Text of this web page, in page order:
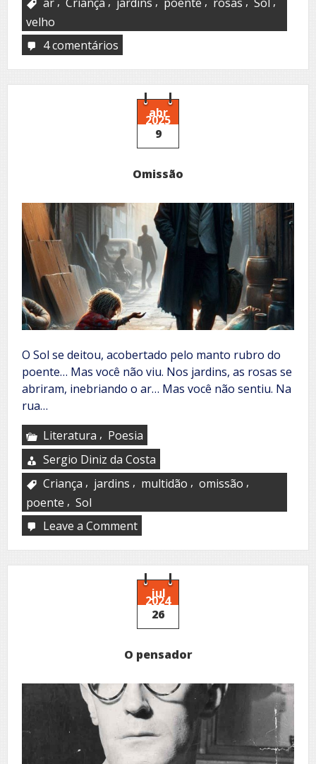
velho
4 comentários
abr
2025
9
Omissão
O Sol se deitou, acobertado pelo manto rubro do
poente… Mas você não viu. Nos jardins, as rosas se
abriram, inebriando o ar… Mas você não sentiu. Na
rua…
Literatura , Poesia
Sergio Diniz da Costa
Criança , jardins , multidão , omissão ,
poente , Sol
Leave a Commenton
jul
2024
26
O pensador